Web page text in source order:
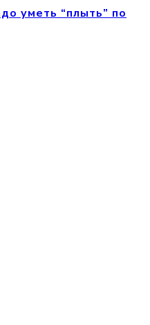
уметь “плыть” по